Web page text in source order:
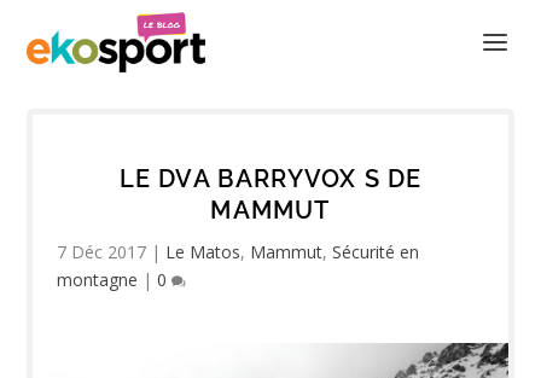
LE DVA BARRYVOX S DE
MAMMUT
7 Déc 2017 | Le Matos, Mammut,Sécurité en
montagne |0